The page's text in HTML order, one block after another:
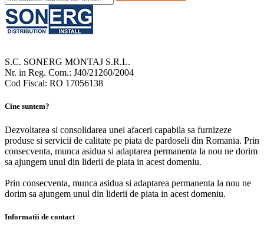
S.C. SONERG MONTAJ S.R.L.
Nr. in Reg. Com.: J40/21260/2004
Cod Fiscal: RO 17056138
Cine suntem?
Dezvoltarea si consolidarea unei afaceri capabila sa furnizeze
produse si servicii de calitate pe piata de pardoseli din Romania. Prin
consecventa, munca asidua si adaptarea permanenta la nou ne dorim
sa ajungem unul din liderii de piata in acest domeniu.
Prin consecventa, munca asidua si adaptarea permanenta la nou ne
dorim sa ajungem unul din liderii de piata in acest domeniu.
Informatii de contact